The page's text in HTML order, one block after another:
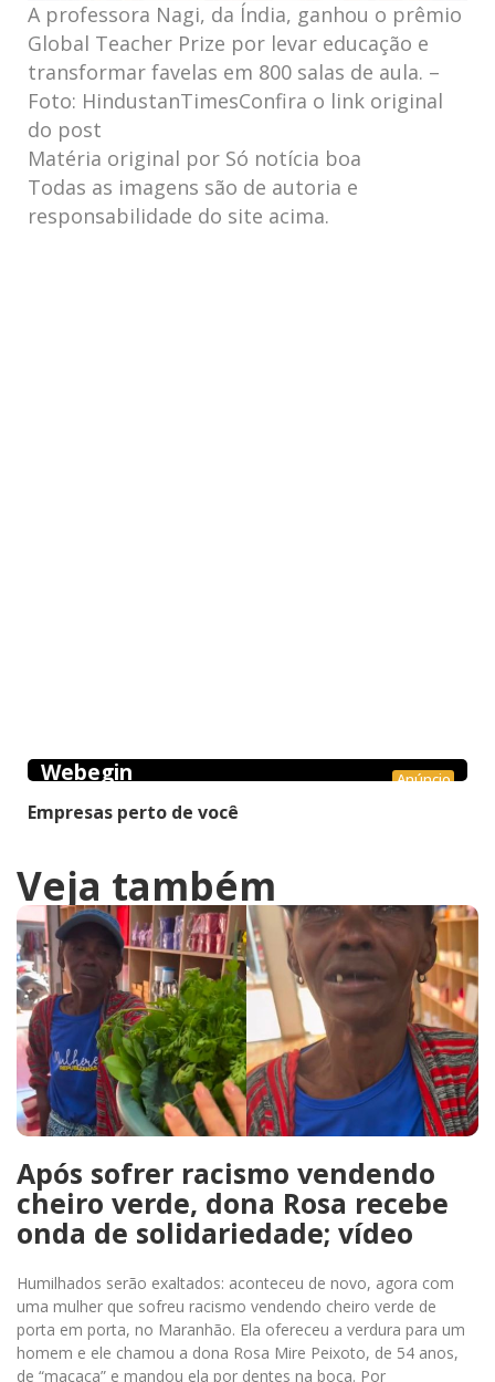
A professora Nagi, da Índia, ganhou o prêmio
Global Teacher Prize por levar educação e
transformar favelas em 800 salas de aula. –
Foto: HindustanTimesConfira o link original
do post
Matéria original por Só notícia boa
Todas as imagens são de autoria e
responsabilidade do site acima.
Anúncio
Webegin
Empresas perto de você
Veja também
Após sofrer racismo vendendo
cheiro verde, dona Rosa recebe
onda de solidariedade; vídeo
Humilhados serão exaltados: aconteceu de novo, agora com
uma mulher que sofreu racismo vendendo cheiro verde de
porta em porta, no Maranhão. Ela ofereceu a verdura para um
homem e ele chamou a dona Rosa Mire Peixoto, de 54 anos,
de “macaca” e mandou ela por dentes na boca. Por